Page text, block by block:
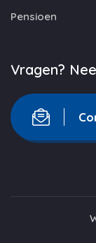
Pensioen
Vragen?